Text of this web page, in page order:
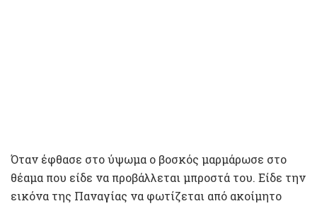
Όταν έφθασε στο ύψωμα ο βοσκός μαρμάρωσε στο
θέαμα που είδε να προβάλλεται μπροστά του. Είδε την
εικόνα της Παναγίας να φωτίζεται από ακοίμητο